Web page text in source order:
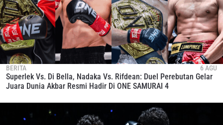
BERITA 6 AGU
Superlek Vs. Di Bella, Nadaka Vs. Rifdean: Duel Perebutan Gelar
Juara Dunia Akbar Resmi Hadir Di ONE SAMURAI 4